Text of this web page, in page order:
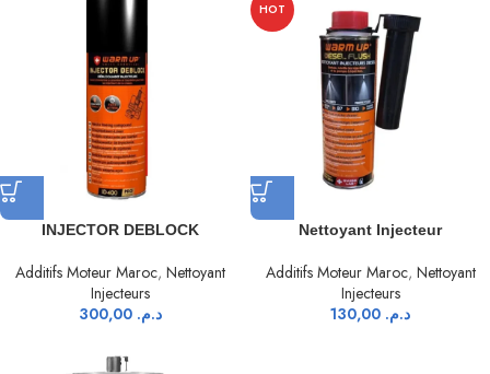
INJECTOR DEBLOCK
Additifs Moteur Maroc, Nettoyant
Injecteurs
د.م. 300,00
HOT
Nettoyant Injecteur
Additifs Moteur Maroc, Nettoyant
Injecteurs
د.م.